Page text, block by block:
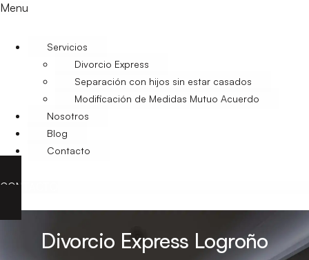
Menu
Servicios
Divorcio Express
Separación con hijos sin estar casados
Modificación de Medidas Mutuo Acuerdo
Nosotros
Blog
Contacto
CONTACTO
Divorcio Express Logroño